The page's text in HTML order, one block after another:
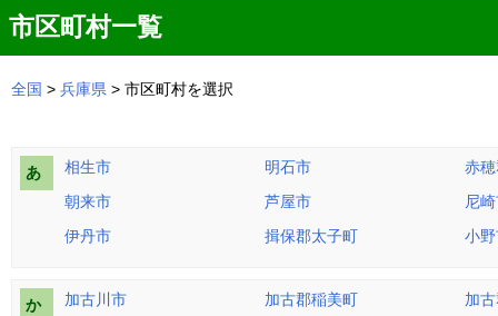
市区町村一覧
全国 > 兵庫県 > 市区町村を選択
あ 相生市 明石市
赤
朝来市
芦屋市
尼
伊丹市
揖保郡太子町 小
か 加古川市 加古郡稲美町
加